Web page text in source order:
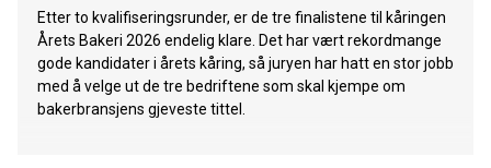
Etter to kvalifiseringsrunder, er de tre finalistene til kåringen
Årets Bakeri 2026 endelig klare. Det har vært rekordmange
gode kandidater i årets kåring, så juryen har hatt en stor jobb
med å velge ut de tre bedriftene som skal kjempe om
bakerbransjens gjeveste tittel.